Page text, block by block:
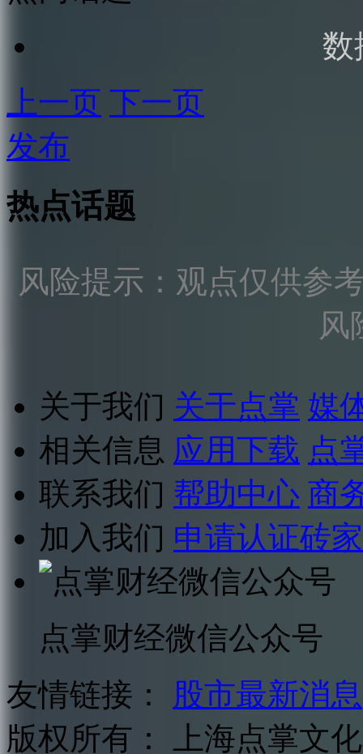
数
上一页 下一页
发布
热点话题
风险提示：观点仅供参
风
关于我们 关于点掌 媒
相关信息 应用下载 点
联系我们 帮助中心 商
加入我们 申请认证砖家
点掌财经微信公众号
友情链接：
股市最新消息
版权所有：
上海点掌文